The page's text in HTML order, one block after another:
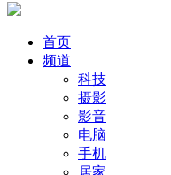
首页
频道
科技
摄影
影音
电脑
手机